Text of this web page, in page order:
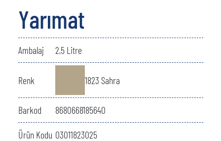
Yarımat
Ambalaj 2,5 Litre
Renk 1823 Sahra
Barkod 8680668185640
Ürün Kodu 03011823025